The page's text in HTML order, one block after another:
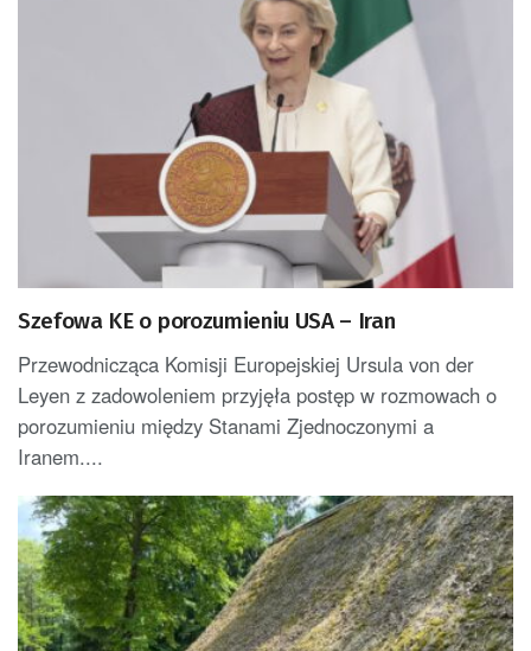
Szefowa KE o porozumieniu USA – Iran
Przewodnicząca Komisji Europejskiej Ursula von der
Leyen z zadowoleniem przyjęła postęp w rozmowach o
porozumieniu między Stanami Zjednoczonymi a
Iranem....